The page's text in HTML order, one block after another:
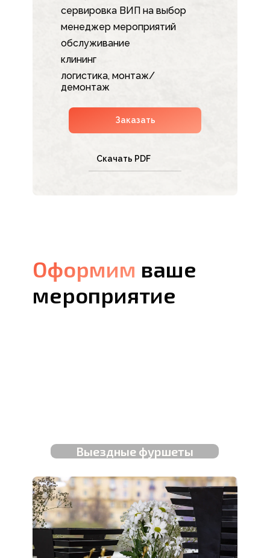
сервировка ВИП на выбор
менеджер мероприятий
обслуживание
клининг
логистика, монтаж/
демонтаж
Заказать
Скачать PDF
Выездные фуршеты
Оформим
Оформим ваше
мероприятие